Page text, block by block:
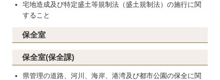
宅地造成及び特定盛土等規制法（盛土規制法）の施行に関
すること
保全室
保全室(保全課)
県管理の道路、河川、海岸、港湾及び都市公園の保全に関